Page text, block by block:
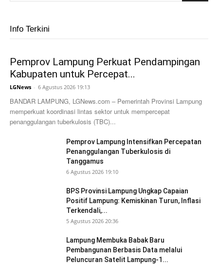
Info Terkini
Pemprov Lampung Perkuat Pendampingan
Kabupaten untuk Percepat...
LGNews - 6 Agustus 2026 19:13
BANDAR LAMPUNG, LGNews.com – Pemerintah Provinsi Lampung
memperkuat koordinasi lintas sektor untuk mempercepat
penanggulangan tuberkulosis (TBC)...
Pemprov Lampung Intensifkan Percepatan
Penanggulangan Tuberkulosis di
Tanggamus
6 Agustus 2026 19:10
BPS Provinsi Lampung Ungkap Capaian
Positif Lampung: Kemiskinan Turun, Inflasi
Terkendali,...
5 Agustus 2026 20:36
Lampung Membuka Babak Baru
Pembangunan Berbasis Data melalui
Peluncuran Satelit Lampung-1...